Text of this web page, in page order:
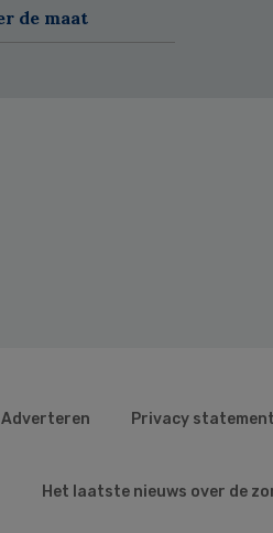
de maat
Adverteren Privacy statement
Het laatste nieuws over de